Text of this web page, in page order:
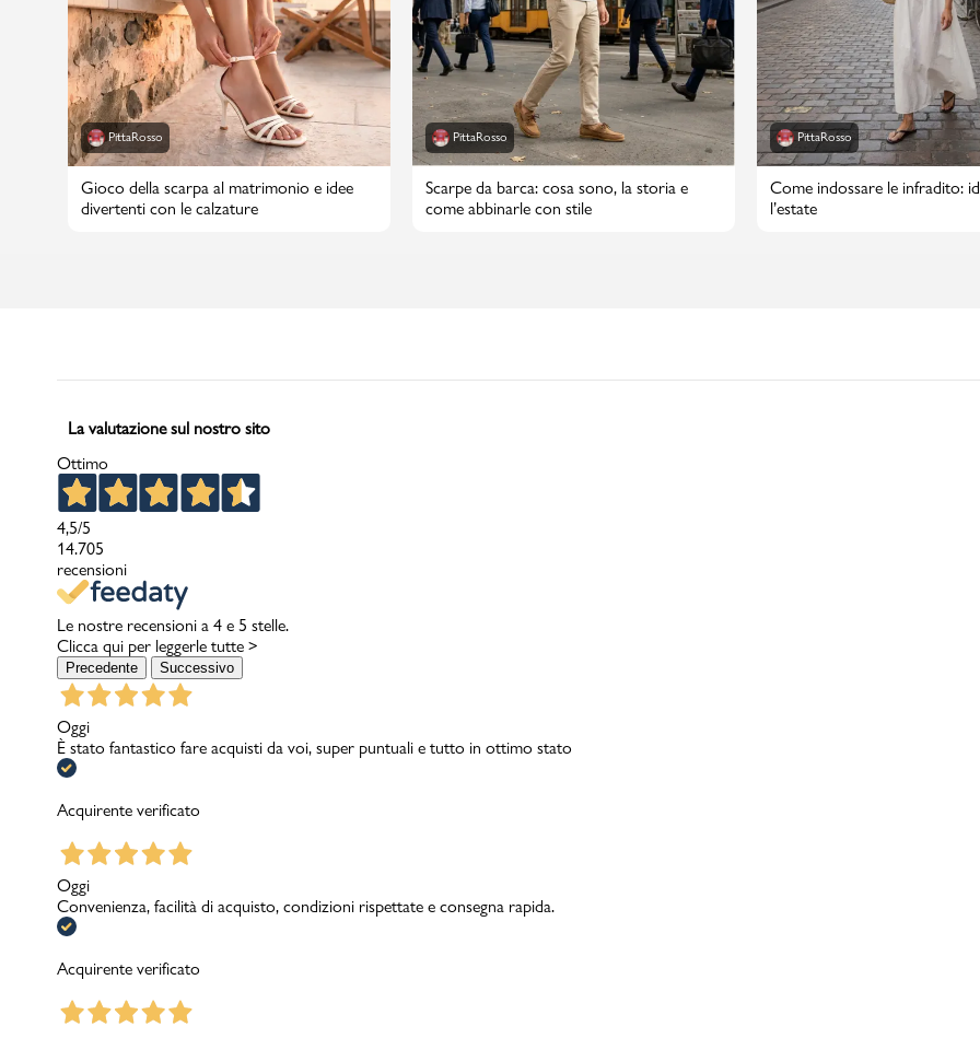
PittaRosso
Gioco della scarpa al matrimonio e idee
divertenti con le calzature
PittaRosso
Scarpe da barca: cosa sono, la storia e
come abbinarle con stile
PittaRosso
Come indossare le infradito:
l’estate
La valutazione sul nostro sito
Ottimo
4,5/5
14.705
recensioni
Le nostre recensioni a 4 e 5 stelle.
Clicca qui per leggerle tutte >
Precedente Successivo
Oggi
È stato fantastico fare acquisti da voi, super puntuali e tutto in ottimo stato
Acquirente verificato
Oggi
Convenienza, facilità di acquisto, condizioni rispettate e consegna rapida.
Acquirente verificato